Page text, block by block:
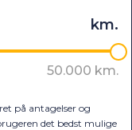
på antagelser og
det bedst mulige